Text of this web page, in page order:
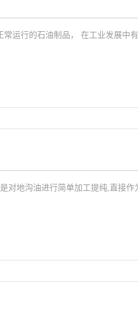
运行的石油制品， 在工业发展中
对地沟油进行简单加工提纯,直接